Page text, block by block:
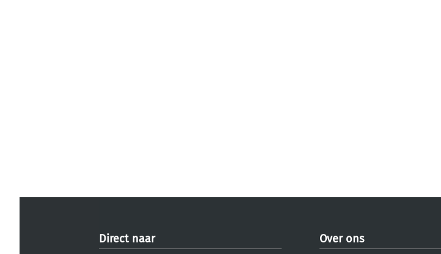
Direct naar Over ons